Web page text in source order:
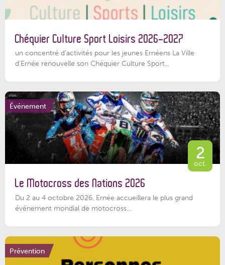
Chéquier Culture Sport Loisirs 2026-2027
un concentré d’activités pour les jeunes Ernéens La Ville
d’Ernée renouvelle son Chéquier Culture Sport...
Événement
2
oct.
Le Motocross des Nations 2026
Du 2 au 4 octobre 2026, Ernée accueillera le plus grand
événement mondial de motocross...
Prévention